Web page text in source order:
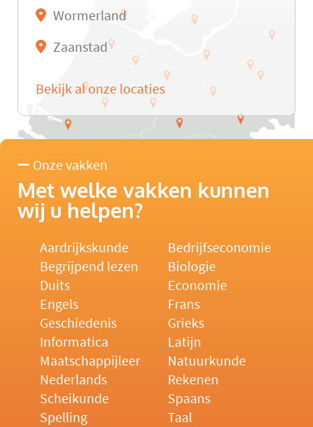
Wormerland
Zaanstad
Bekijk al onze locaties
Onze vakken
Met welke vakken kunnen
wij u helpen?
Aardrijkskunde
Bedrijfseconomie
Begrijpend lezen
Biologie
Duits
Economie
Engels
Frans
Geschiedenis
Grieks
Informatica
Latijn
Maatschappijleer
Natuurkunde
Nederlands
Rekenen
Scheikunde
Spaans
Spelling
Taal